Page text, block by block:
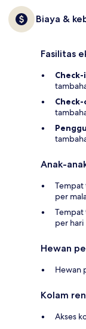
Biaya &
Fasilitas
Anak-
Tempat
per
Tempat
per hari
Hewan
Hewan
Kolam
Akses